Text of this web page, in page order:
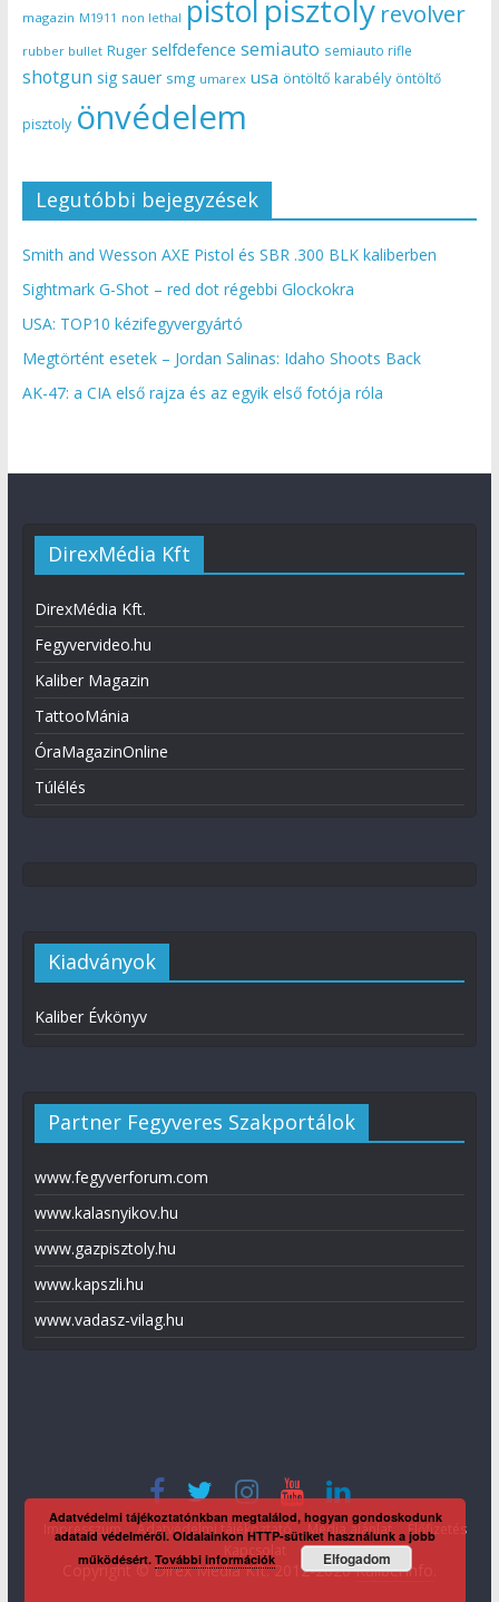
magazin M1911 non lethal pistol pisztoly revolver
rubber bullet Ruger selfdefence semiauto semiauto rifle
shotgun sig sauer smg umarex usa öntöltő karabély öntöltő
pisztoly önvédelem
Legutóbbi bejegyzések
Smith and Wesson AXE Pistol és SBR .300 BLK kaliberben
Sightmark G-Shot – red dot régebbi Glockokra
USA: TOP10 kézifegyvergyártó
Megtörtént esetek – Jordan Salinas: Idaho Shoots Back
AK-47: a CIA első rajza és az egyik első fotója róla
DirexMédia Kft
DirexMédia Kft.
Fegyvervideo.hu
Kaliber Magazin
TattooMánia
ÓraMagazinOnline
Túlélés
Kiadványok
Kaliber Évkönyv
Partner Fegyveres Szakportálok
www.fegyverforum.com
www.kalasnyikov.hu
www.gazpisztoly.hu
www.kapszli.hu
www.vadasz-vilag.hu
Impresszum Adatvédelmi tájékoztató Média ajánlat
Előfizetés
Copyright © Direx Média Kft. 2012-2026KaliberInfo
Adatvédelmi tájékoztatónkban megtalálod, hogyan gondoskodunk
adataid védelméről. Oldalainkon HTTP-sütiket használunk a jobb
működésért.További információk Elfogadom